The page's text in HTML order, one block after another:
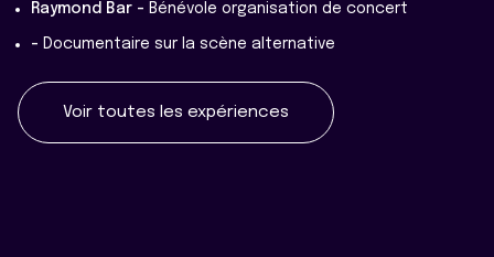
Raymond Bar - Bénévole organisation de concert
- Documentaire sur la scène alternative
Voir toutes les expériences